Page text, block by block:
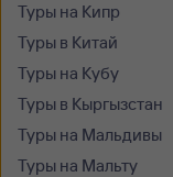
Туры на Кипр
Туры в Китай
Туры на Кубу
Туры в Кыргызстан
Туры на Мальдивы
Туры на Мальту